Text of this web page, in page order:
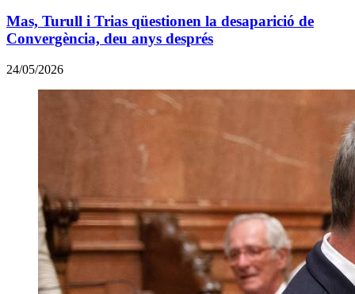
Mas, Turull i Trias qüestionen la desaparició de
Convergència, deu anys després
24/05/2026